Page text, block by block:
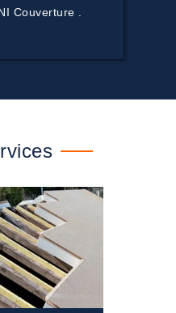
Couverture .